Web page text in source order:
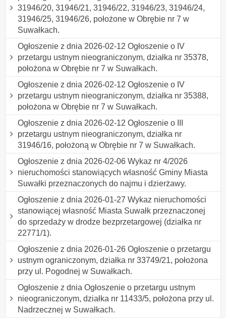
31946/20, 31946/21, 31946/22, 31946/23, 31946/24,
31946/25, 31946/26, położone w Obrębie nr 7 w
Suwałkach.
Ogłoszenie z dnia 2026-02-12 Ogłoszenie o IV
przetargu ustnym nieograniczonym, działka nr 35378,
położona w Obrębie nr 7 w Suwałkach.
Ogłoszenie z dnia 2026-02-12 Ogłoszenie o IV
przetargu ustnym nieograniczonym, działka nr 35388,
położona w Obrębie nr 7 w Suwałkach.
Ogłoszenie z dnia 2026-02-12 Ogłoszenie o III
przetargu ustnym nieograniczonym, działka nr
31946/16, położoną w Obrębie nr 7 w Suwałkach.
Ogłoszenie z dnia 2026-02-06 Wykaz nr 4/2026
nieruchomości stanowiących własność Gminy Miasta
Suwałki przeznaczonych do najmu i dzierżawy.
Ogłoszenie z dnia 2026-01-27 Wykaz nieruchomości
stanowiącej własność Miasta Suwałk przeznaczonej
do sprzedaży w drodze bezprzetargowej (działka nr
22771/1).
Ogłoszenie z dnia 2026-01-26 Ogłoszenie o przetargu
ustnym ograniczonym, działka nr 33749/21, położona
przy ul. Pogodnej w Suwałkach.
Ogłoszenie z dnia Ogłoszenie o przetargu ustnym
nieograniczonym, działka nr 11433/5, położona przy ul.
Nadrzecznej w Suwałkach.